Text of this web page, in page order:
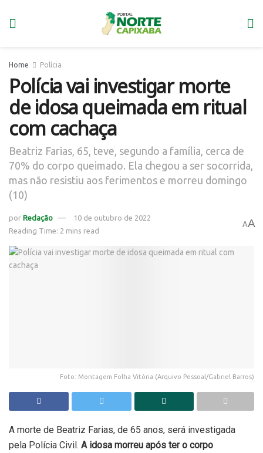
Home Polícia
Polícia vai investigar morte
de idosa queimada em ritual
com cachaça
Beatriz Farias, 65, teve, segundo a família, cerca de
70% do corpo queimado. Ela chegou a ser socorrida,
mas não resistiu aos ferimentos e morreu domingo
(10)
por Redação
10 de outubro de 2022
Reading Time: 2 mins read
AA
Foto: Montagem Folha Vitória (Arquivo Pessoal/Gabriel Barros)
A morte de Beatriz Farias, de 65 anos, será investigada
pela Polícia Civil. A idosa morreu após ter o corpo